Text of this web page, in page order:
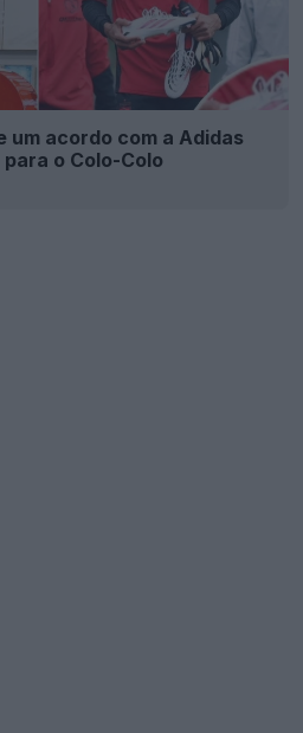
um acordo com a Adidas
o Colo-Colo